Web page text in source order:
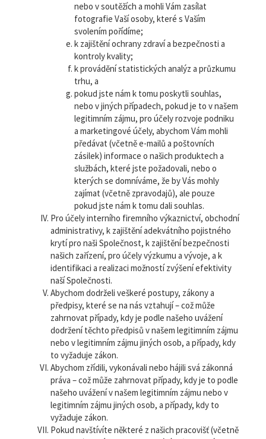
nebo v soutěžích a mohli Vám zasílat
fotografie Vaší osoby, které s Vaším
svolením pořídíme;
k zajištění ochrany zdraví a bezpečnosti a
kontroly kvality;
k provádění statistických analýz a průzkumu
trhu, a
pokud jste nám k tomu poskytli souhlas,
nebo v jiných případech, pokud je to v našem
legitimním zájmu, pro účely rozvoje podniku
a marketingové účely, abychom Vám mohli
předávat (včetně e-mailů a poštovních
zásilek) informace o našich produktech a
službách, které jste požadovali, nebo o
kterých se domníváme, že by Vás mohly
zajímat (včetně zpravodajů), ale pouze
pokud jste nám k tomu dali souhlas.
Pro účely interního firemního výkaznictví, obchodní
administrativy, k zajištění adekvátního pojistného
krytí pro naši Společnost, k zajištění bezpečnosti
našich zařízení, pro účely výzkumu a vývoje, a k
identifikaci a realizaci možností zvýšení efektivity
naší Společnosti.
Abychom dodrželi veškeré postupy, zákony a
předpisy, které se na nás vztahují – což může
zahrnovat případy, kdy je podle našeho uvážení
dodržení těchto předpisů v našem legitimním zájmu
nebo v legitimním zájmu jiných osob, a případy, kdy
to vyžaduje zákon.
Abychom zřídili, vykonávali nebo hájili svá zákonná
práva – což může zahrnovat případy, kdy je to podle
našeho uvážení v našem legitimním zájmu nebo v
legitimním zájmu jiných osob, a případy, kdy to
vyžaduje zákon.
Pokud navštívíte některé z našich pracovišť (včetně